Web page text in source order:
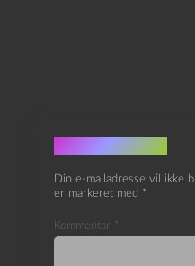
Skriv et svar
Din e-mailadresse vil ikke
er markeret med *
Kommentar *